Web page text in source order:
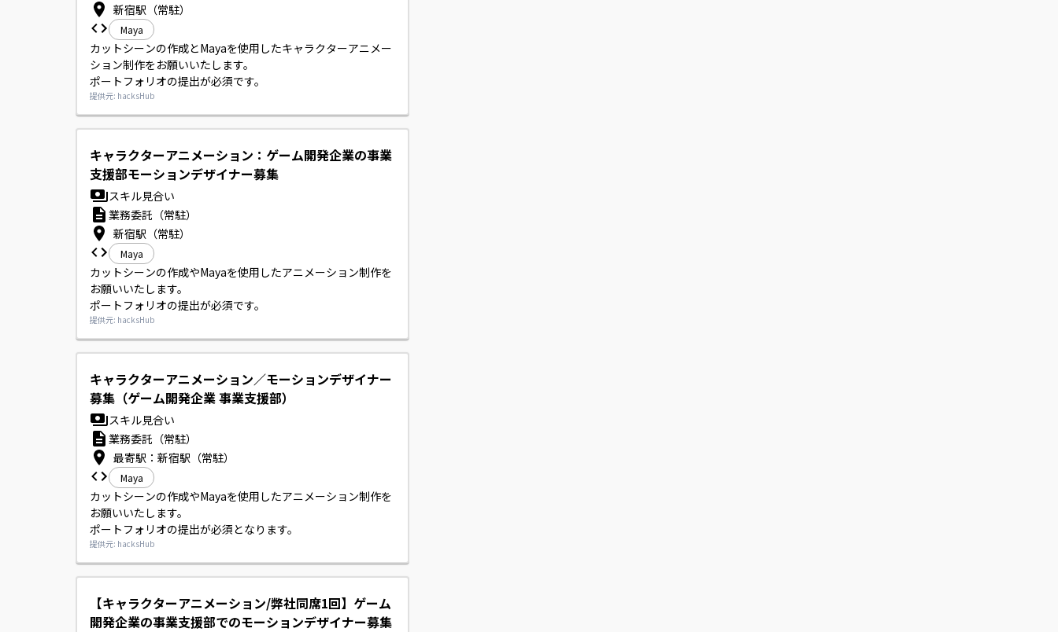
新宿駅（常駐）
Maya
カットシーンの作成とMayaを使用したキャラクターアニメー
ション制作をお願いいたします。
ポートフォリオの提出が必須です。
提供元: hacksHub
キャラクターアニメーション：ゲーム開発企業の事業
支援部モーションデザイナー募集
スキル見合い
業務委託（常駐）
新宿駅（常駐）
Maya
カットシーンの作成やMayaを使用したアニメーション制作を
お願いいたします。
ポートフォリオの提出が必須です。
提供元: hacksHub
キャラクターアニメーション／モーションデザイナー
募集（ゲーム開発企業 事業支援部）
スキル見合い
業務委託（常駐）
最寄駅：新宿駅（常駐）
Maya
カットシーンの作成やMayaを使用したアニメーション制作を
お願いいたします。
ポートフォリオの提出が必須となります。
提供元: hacksHub
【キャラクターアニメーション/弊社同席1回】ゲーム
開発企業の事業支援部でのモーションデザイナー募集